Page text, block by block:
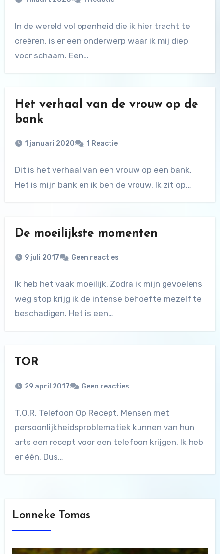
In de wereld vol openheid die ik hier tracht te
creëren, is er een onderwerp waar ik mij diep
voor schaam. Een…
Het verhaal van de vrouw op de
bank
1 januari 2020 1 Reactie
Dit is het verhaal van een vrouw op een bank.
Het is mijn bank en ik ben de vrouw. Ik zit op…
De moeilijkste momenten
9 juli 2017 Geen reacties
Ik heb het vaak moeilijk. Zodra ik mijn gevoelens
weg stop krijg ik de intense behoefte mezelf te
beschadigen. Het is een…
TOR
29 april 2017 Geen reacties
T.O.R. Telefoon Op Recept. Mensen met
persoonlijkheidsproblematiek kunnen van hun
arts een recept voor een telefoon krijgen. Ik heb
er één. Dus…
Lonneke Tomas